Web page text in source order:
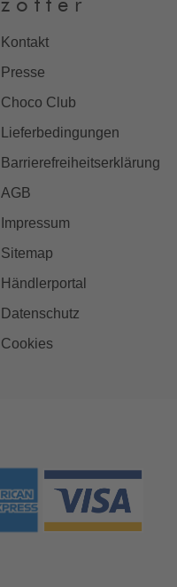
z o t t e r
Kontakt
Presse
Choco Club
Lieferbedingungen
Barrierefreiheitserklärung
AGB
Impressum
Sitemap
Händlerportal
Datenschutz
Cookies